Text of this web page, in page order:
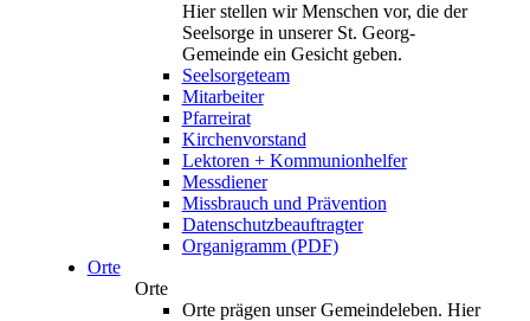
Hier stellen wir Menschen vor, die der
Seelsorge in unserer St. Georg-
Gemeinde ein Gesicht geben.
Seelsorgeteam
Mitarbeiter
Pfarreirat
Kirchenvorstand
Lektoren + Kommunionhelfer
Messdiener
Missbrauch und Prävention
Datenschutzbeauftragter
Organigramm (PDF)
Orte
Orte
Orte prägen unser Gemeindeleben. Hier